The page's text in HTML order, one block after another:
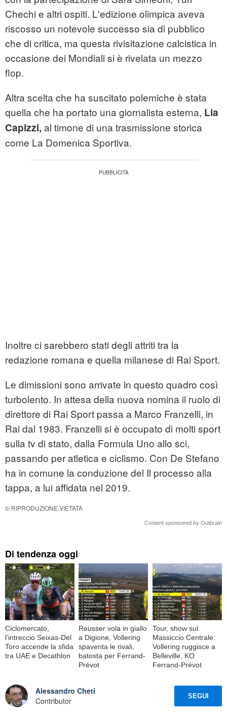
Chechi e altri ospiti. L'edizione olimpica aveva
riscosso un notevole successo sia di pubblico
che di critica, ma questa rivisitazione calcistica in
occasione dei Mondiali si è rivelata un mezzo
flop.
Altra scelta che ha suscitato polemiche è stata
quella che ha portato una giornalista esterna, Lia
Capizzi, al timone di una trasmissione storica
come La Domenica Sportiva.
Inoltre ci sarebbero stati degli attriti tra la
redazione romana e quella milanese di Rai Sport.
Le dimissioni sono arrivate in questo quadro così
turbolento. In attesa della nuova nomina il ruolo di
direttore di Rai Sport passa a Marco Franzelli, in
Rai dal 1983. Franzelli si è occupato di molti sport
sulla tv di stato, dalla Formula Uno allo sci,
passando per atletica e ciclismo. Con De Stefano
ha in comune la conduzione del Il processo alla
tappa, a lui affidata nel 2019.
© RIPRODUZIONE VIETATA
Content sponsored by Outbrain
Di tendenza oggi
Ciclomercato,
l'intreccio Seixas-Del
Toro accende la sfida
tra UAE e Decathlon
Reusser vola in giallo
a Digione, Vollering
spaventa le rivali,
batosta per Ferrand-
Prévot
Tour, show sul
Massiccio Centrale:
Vollering ruggisce a
Belleville, KO
Ferrand-Prévot
Alessandro Cheti
Contributor
SEGUI